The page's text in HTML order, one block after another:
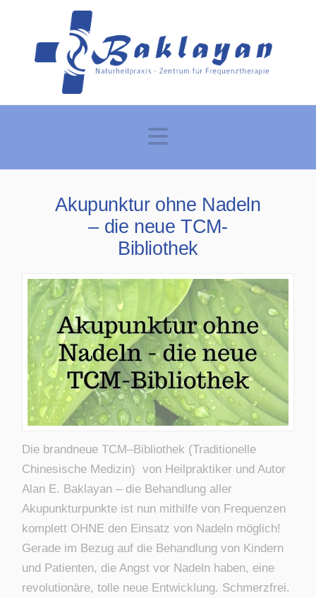
Navigation
Akupunktur ohne Nadeln
– die neue TCM-
Bibliothek
Die brandneue TCM–Bibliothek (Traditionelle
Chinesische Medizin) von Heilpraktiker und Autor
Alan E. Baklayan – die Behandlung aller
Akupunkturpunkte ist nun mithilfe von Frequenzen
komplett OHNE den Einsatz von Nadeln möglich!
Gerade im Bezug auf die Behandlung von Kindern
und Patienten, die Angst vor Nadeln haben, eine
revolutionäre, tolle neue Entwicklung. Schmerzfrei.